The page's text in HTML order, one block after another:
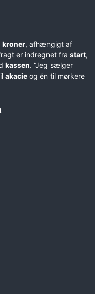
kroner, afhængigt af
er indregnet fra start,
kassen. “Jeg sælger
akacie og én til mørkere